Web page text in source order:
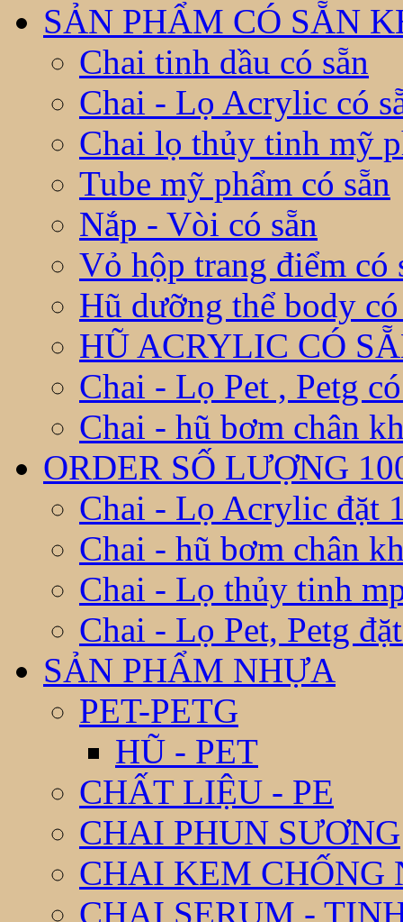
SẢN PHẨM CÓ SẴN
Chai tinh dầu có sẵn
Chai - Lọ Acrylic có
Chai lọ thủy tinh mỹ
Tube mỹ phẩm có sẵn
Nắp - Vòi có sẵn
Vỏ hộp trang điểm có
Hũ dưỡng thể body có
HŨ ACRYLIC CÓ
Chai - Lọ Pet , Petg
Chai - hũ bơm chân
ORDER SỐ LƯỢNG
Chai - Lọ Acrylic đặt
Chai - hũ bơm chân
Chai - Lọ thủy tinh
Chai - Lọ Pet, Petg
SẢN PHẨM NHỰA
PET-PETG
HŨ - PET
CHẤT LIỆU - PE
CHAI PHUN SƯƠNG
CHAI KEM CHỐNG
CHAI SERUM -